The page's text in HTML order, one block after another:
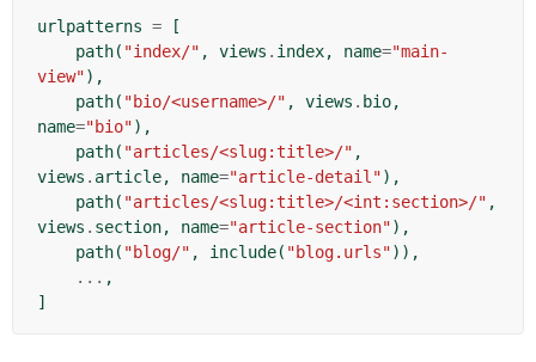
urlpatterns =
[
path( "index/" , views . index, name="main-
view"),
path( "bio/<username>/" , views . bio,
name="bio"),
path( "articles/<slug:title>/" ,
views . article, name="article-detail"),
path( "articles/<slug:title>/<int:section>/" ,
views . section, name="article-section"),
path( "blog/" , include( "blog.urls")),
... ,
]